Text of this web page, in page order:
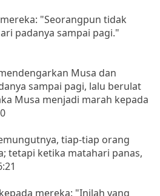
"Seorangpun tidak
padanya sampai pagi."
Musa dan
sampai pagi, lalu berulat
Musa menjadi marah kepada
tiap-tiap orang
tetapi ketika matahari panas,
mereka: "Inilah yang